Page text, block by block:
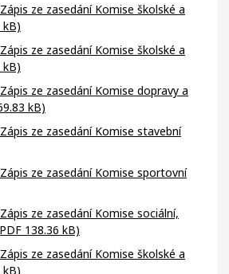
ze zasedání Komise školské a
kB)
ze zasedání Komise školské a
kB)
ze zasedání Komise dopravy a
kB)
ze zasedání Komise stavební
ze zasedání Komise sportovní
ze zasedání Komise sociální,
138.36 kB)
ze zasedání Komise školské a
kB)